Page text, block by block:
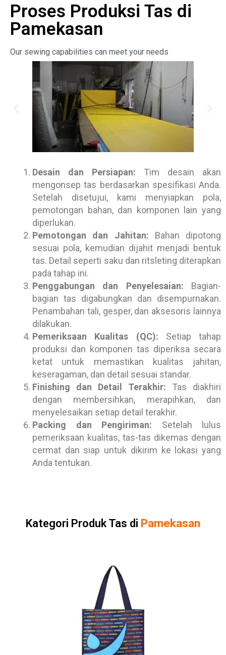
Proses Produksi Tas di
Pamekasan
Our sewing capabilities can meet your needs
Desain dan Persiapan: Tim desain akan
mengonsep tas berdasarkan spesifikasi Anda.
Setelah disetujui, kami menyiapkan pola,
pemotongan bahan, dan komponen lain yang
diperlukan.
Pemotongan dan Jahitan: Bahan dipotong
sesuai pola, kemudian dijahit menjadi bentuk
tas. Detail seperti saku dan ritsleting diterapkan
pada tahap ini.
Penggabungan dan Penyelesaian: Bagian-
bagian tas digabungkan dan disempurnakan.
Penambahan tali, gesper, dan aksesoris lainnya
dilakukan.
Pemeriksaan Kualitas (QC): Setiap tahap
produksi dan komponen tas diperiksa secara
ketat untuk memastikan kualitas jahitan,
keseragaman, dan detail sesuai standar.
Finishing dan Detail Terakhir: Tas diakhiri
dengan membersihkan, merapihkan, dan
menyelesaikan setiap detail terakhir.
Packing dan Pengiriman: Setelah lulus
pemeriksaan kualitas, tas-tas dikemas dengan
cermat dan siap untuk dikirim ke lokasi yang
Anda tentukan.
Kategori Produk Tas di Pamekasan